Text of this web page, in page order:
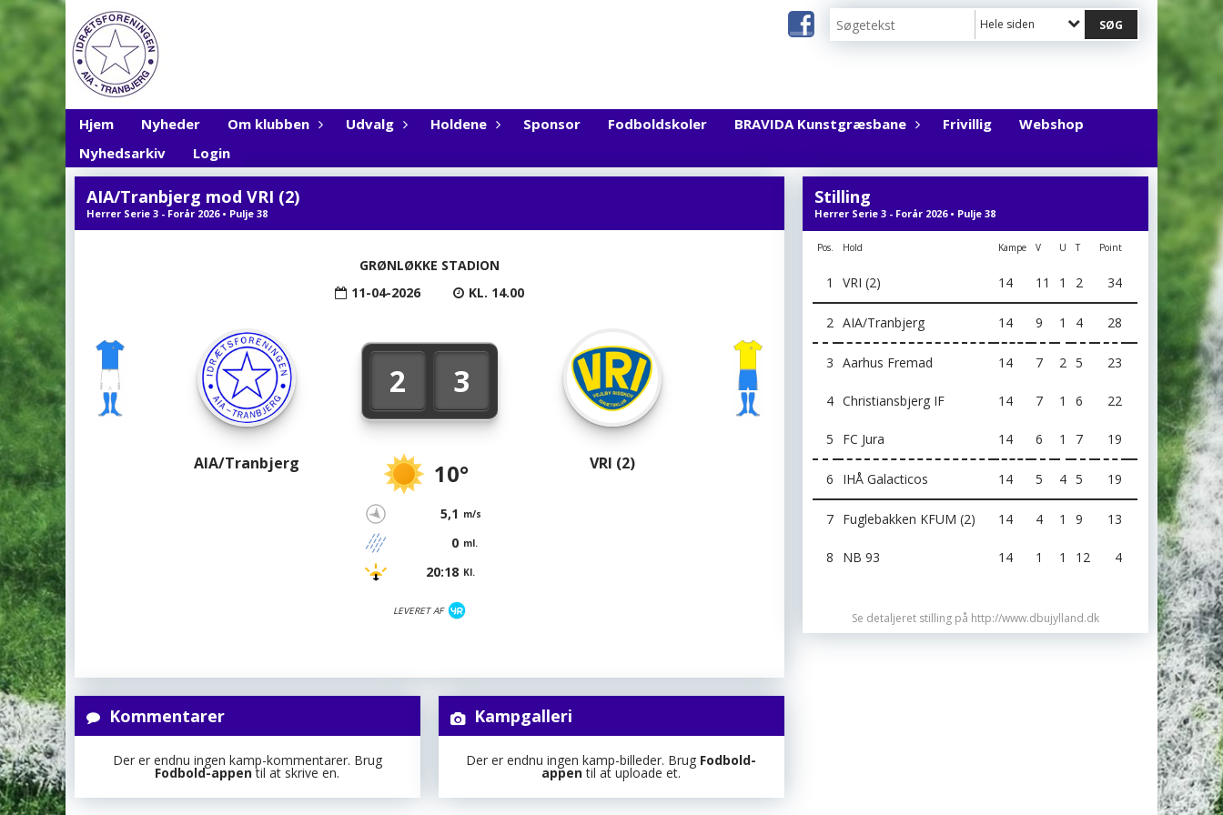
Hele siden
Hjem Nyheder Om klubben Udvalg Holdene Sponsor Fodboldskoler BRAVIDA Kunstgræsbane Frivillig
Webshop
Nyhedsarkiv
Login
AIA/Tranbjerg mod VRI (2)
Herrer Serie 3 - Forår 2026 • Pulje 38
GRØNLØKKE STADION
11-04-2026
KL. 14.00
AIA/Tranbjerg
2 3
10°
5,1 m/s
0 ml.
20:18 Kl.
LEVERET AF
VRI (2)
Stilling
Herrer Serie 3 - Forår 2026 • Pulje 38
Pos. Hold Kampe V U T Point
1 VRI (2) 14 11 1 2 34
2 AIA/Tranbjerg 14 9 1 4 28
3 Aarhus Fremad 14 7 2 5 23
4 Christiansbjerg IF 14 7 1 6 22
5 FC Jura 14 6 1 7 19
6 IHÅ Galacticos 14 5 4 5 19
7 Fuglebakken KFUM (2) 14 4 1 9 13
8 NB 93 14 1 1 12 4
Se detaljeret stilling på http://www.dbujylland.dk
Kommentarer
Der er endnu ingen kamp-kommentarer. Brug
Fodbold-appentil at skrive en.
Kampgalleri
Der er endnu ingen kamp-billeder. Brug Fodbold-
appentil at uploade et.